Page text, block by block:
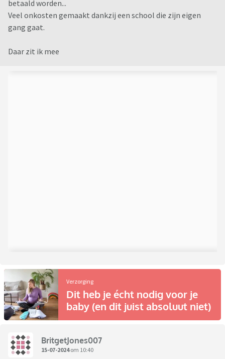
betaald worden...
Veel onkosten gemaakt dankzij een school die zijn eigen
gang gaat.
Daar zit ik mee
Verzorging
Dit heb je écht nodig voor je
baby (en dit juist absoluut niet)
BritgetJones007
15-07-2024om 10:40